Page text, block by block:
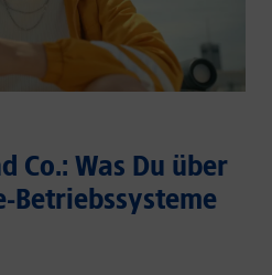
Co.: Was Du über
Betriebssysteme